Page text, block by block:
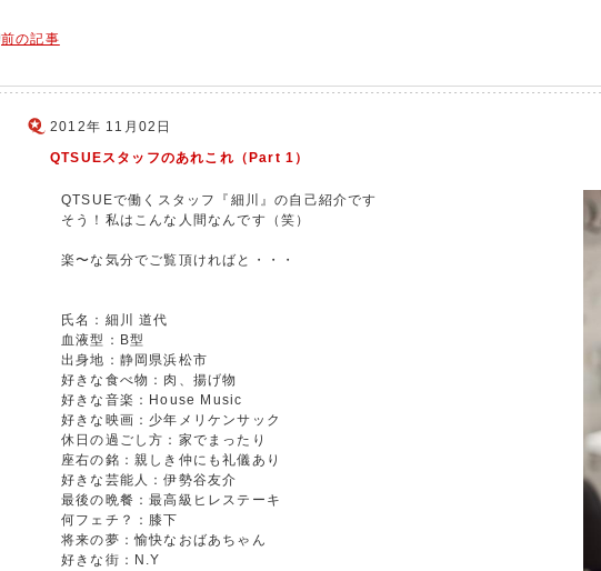
前の記事
2012年 11月02日
QTSUEスタッフのあれこれ（Part 1）
QTSUEで働くスタッフ『細川』の自己紹介です
そう！私はこんな人間なんです（笑）
楽〜な気分でご覧頂ければと・・・
氏名：細川 道代
血液型：B型
出身地：静岡県浜松市
好きな食べ物：肉、揚げ物
好きな音楽：House Music
好きな映画：少年メリケンサック
休日の過ごし方：家でまったり
座右の銘：親しき仲にも礼儀あり
好きな芸能人：伊勢谷友介
最後の晩餐：最高級ヒレステーキ
何フェチ？：膝下
将来の夢：愉快なおばあちゃん
好きな街：N.Y